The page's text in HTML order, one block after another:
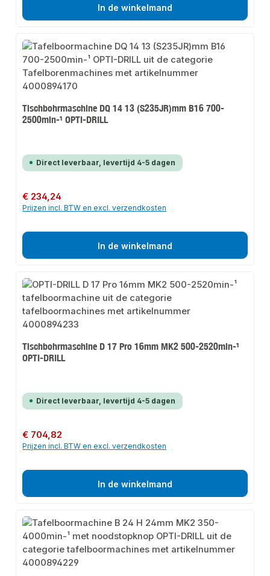
In de winkelmand
Tischbohrmaschine DQ 14 13 (S235JR)mm B16 700-
2500min-¹ OPTI-DRILL
Direct leverbaar, levertijd 4-5 dagen
Normale prijs:
€ 234,24
Prijzen incl. BTW en excl. verzendkosten
In de winkelmand
Tischbohrmaschine D 17 Pro 16mm MK2 500-2520min-¹
OPTI-DRILL
Direct leverbaar, levertijd 4-5 dagen
Normale prijs:
€ 704,82
Prijzen incl. BTW en excl. verzendkosten
In de winkelmand